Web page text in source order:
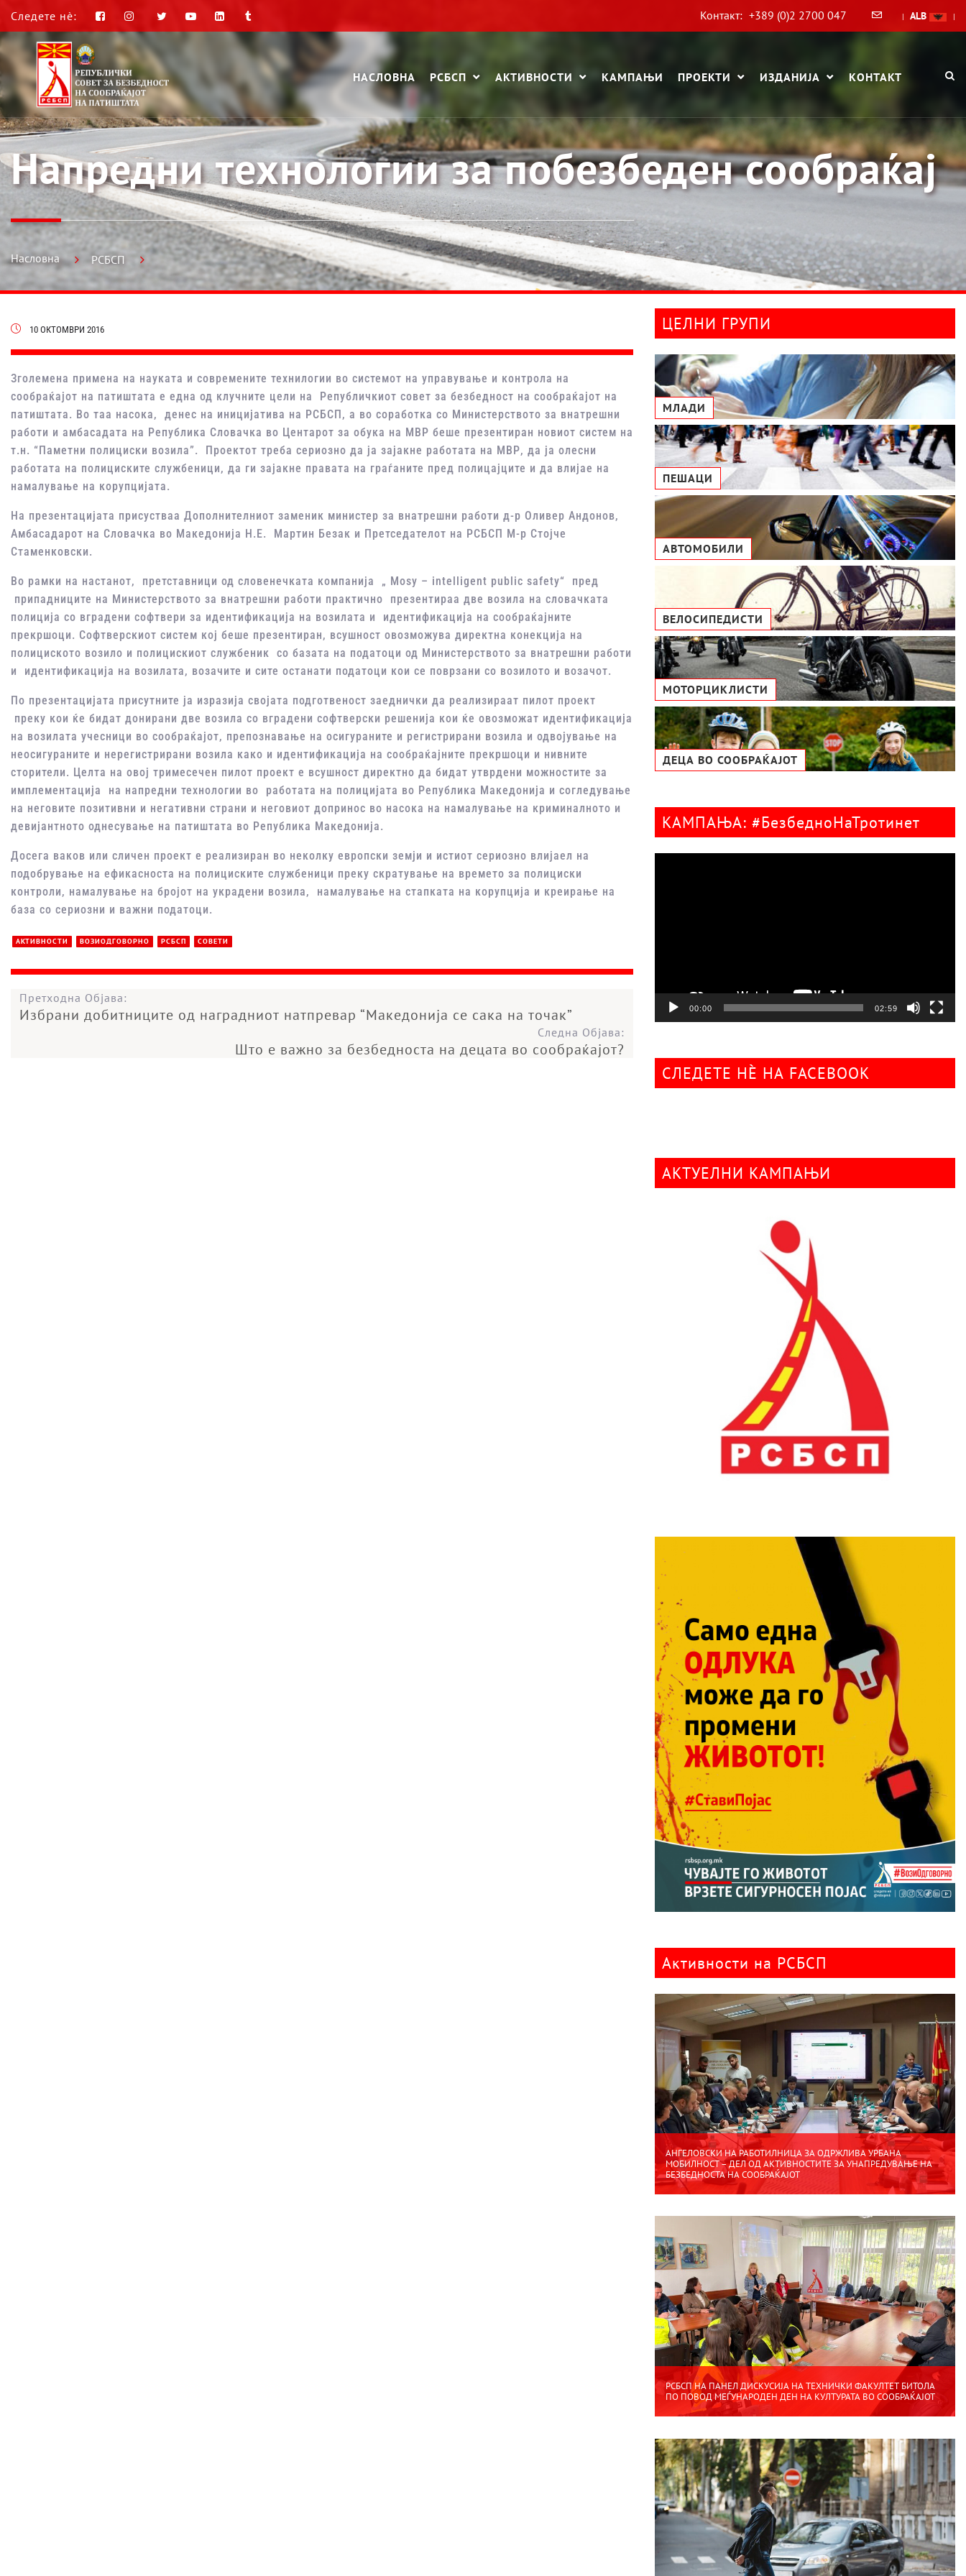
Следете нè: Контакт: +389 (0)2 2700 047 | ALB |
НАСЛОВНА РСБСП АКТИВНОСТИ КАМПАЊИ ПРОЕКТИ ИЗДАНИЈА КОНТАКТ
Напредни технологии за побезбеден сообраќај
Насловна РСБСП
10 ОКТОМВРИ 2016
Зголемена примена на науката и современите технилогии во системот на управување и контрола на
сообраќајот на патиштата е една од клучните цели на Републичкиот совет за безбедност на сообраќајот на
патиштата. Во таа насока, денес на иницијатива на РСБСП, а во соработка со Министерството за внатрешни
работи и амбасадата на Република Словачка во Центарот за обука на МВР беше презентиран новиот систем на
т.н. “Паметни полициски возила”. Проектот треба сериозно да ја зајакне работата на МВР, да ја олесни
работата на полициските службеници, да ги зајакне правата на граѓаните пред полицајците и да влијае на
намалување на корупцијата.
На презентацијата присустваа Дополнителниот заменик министер за внатрешни работи д-р Оливер Андонов,
Амбасадарот на Словачка во Македонија Н.Е. Мартин Безак и Претседателот на РСБСП М-р Стојче
Стаменковски.
Во рамки на настанот, претставници од словенечката компанија „ Mosy – intelligent public safety“ пред
припадниците на Министерството за внатрешни работи практично презентираа две возила на словачката
полиција со вградени софтвери за идентификација на возилата и идентификација на сообраќајните
прекршоци. Софтверскиот систем кој беше презентиран, всушност овозможува директна конекција на
полициското возило и полицискиот службеник со базата на податоци од Министерството за внатрешни работи
и идентификација на возилата, возачите и сите останати податоци кои се поврзани со возилото и возачот.
По презентацијата присутните ја изразија својата подготвеност заеднички да реализираат пилот проект
преку кои ќе бидат донирани две возила со вградени софтверски решенија кои ќе овозможат идентификација
на возилата учесници во сообраќајот, препознавање на осигураните и регистрирани возила и одвојување на
неосигураните и нерегистрирани возила како и идентификација на сообраќајните прекршоци и нивните
сторители. Целта на овој тримесечен пилот проект е всушност директно да бидат утврдени можностите за
имплементација на напредни технологии во работата на полицијата во Република Македонија и согледување
на неговите позитивни и негативни страни и неговиот допринос во насока на намалување на криминалното и
девијантното однесување на патиштата во Република Македонија.
Досега ваков или сличен проект е реализиран во неколку европски земји и истиот сериозно влијаел на
подобрување на ефикасноста на полициските службеници преку скратување на времето за полициски
контроли, намалување на бројот на украдени возила, намалување на стапката на корупција и креирање на
база со сериозни и важни податоци.
АКТИВНОСТИ ВОЗИОДГОВОРНО РСБСП СОВЕТИ
Претходна Објава:
Избрани добитниците од наградниот натпревар “Македонија се сака на точак”
Следна Објава:
Што е важно за безбедноста на децата во сообраќајот?
ЦЕЛНИ ГРУПИ
МЛАДИ
ПЕШАЦИ
АВТОМОБИЛИ
ВЕЛОСИПЕДИСТИ
МОТОРЦИКЛИСТИ
ДЕЦА ВО СООБРАЌАЈОТ
КАМПАЊА: #БезбедноНаТротинет
00:00 02:59
СЛЕДЕТЕ НÈ НА FACEBOOK
АКТУЕЛНИ КАМПАЊИ
Активности на РСБСП
АНГЕЛОВСКИ НА РАБОТИЛНИЦА ЗА ОДРЖЛИВА УРБАНА
МОБИЛНОСТ – ДЕЛ ОД АКТИВНОСТИТЕ ЗА УНАПРЕДУВАЊЕ НА
БЕЗБЕДНОСТА НА СООБРАЌАЈОТ
РСБСП НА ПАНЕЛ ДИСКУСИЈА НА ТЕХНИЧКИ ФАКУЛТЕТ БИТОЛА
ПО ПОВОД МЕЃУНАРОДЕН ДЕН НА КУЛТУРАТА ВО СООБРАЌАЈОТ